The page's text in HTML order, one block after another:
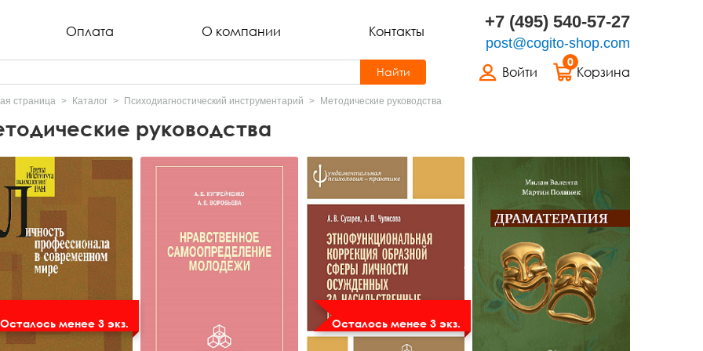
Оплата О компании Контакты +7 (495) 540-57-27
post@cogito-shop.com
Войти
0
Корзина
Найти
страница Каталог Психодиагностический инструментарий Методические руководства
руководства
Осталось менее 3 экз. Осталось менее 3 экз.